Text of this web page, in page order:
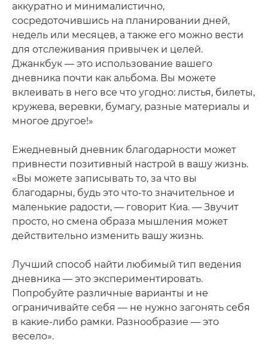
аккуратно и минималистично,
сосредоточившись на планировании дней,
недель или месяцев, а также его можно вести
для отслеживания привычек и целей.
Джанкбук — это использование вашего
дневника почти как альбома. Вы можете
вклеивать в него все что угодно: листья, билеты,
кружева, веревки, бумагу, разные материалы и
многое другое!»
Ежедневный дневник благодарности может
привнести позитивный настрой в вашу жизнь.
«Вы можете записывать то, за что вы
благодарны, будь это что-то значительное и
маленькие радости, — говорит Киа. — Звучит
просто, но смена образа мышления может
действительно изменить вашу жизнь.
Лучший способ найти любимый тип ведения
дневника — это экспериментировать.
Попробуйте различные варианты и не
ограничивайте себя — не нужно загонять себя
в какие-либо рамки. Разнообразие — это
весело».